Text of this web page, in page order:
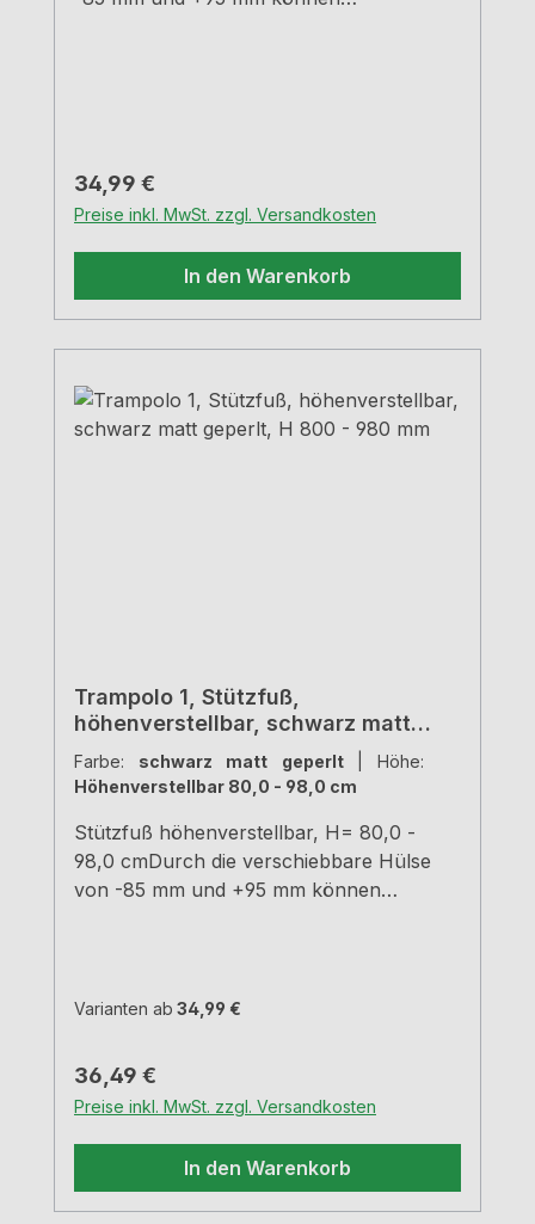
Regulärer Preis:
34,99 €
Preise inkl. MwSt. zzgl. Versandkosten
In den Warenkorb
Trampolo 1, Stützfuß,
höhenverstellbar, schwarz matt
geperlt, H 800 - 980 mm
Farbe: schwarz matt geperlt
Höhe:
Höhenverstellbar 80,0 - 98,0 cm
Stützfuß höhenverstellbar, H= 80,0 -
98,0 cmDurch die verschiebbare Hülse
von -85 mm und +95 mm können
Varianten ab 34,99 €
Regulärer Preis:
36,49 €
Preise inkl. MwSt. zzgl. Versandkosten
In den Warenkorb